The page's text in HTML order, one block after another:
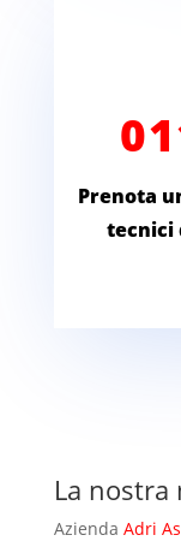
Prenota
tecnici
La nostra
Azienda Adri